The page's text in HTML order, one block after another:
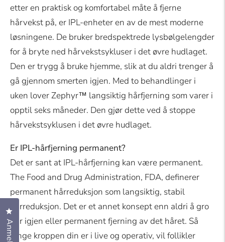
etter en praktisk og komfortabel måte å fjerne
hårvekst på, er IPL-enheter en av de mest moderne
løsningene. De bruker bredspektrede lysbølgelengder
for å bryte ned hårvekstsykluser i det øvre hudlaget.
Den er trygg å bruke hjemme, slik at du aldri trenger å
gå gjennom smerten igjen. Med to behandlinger i
uken lover Zephyr™ langsiktig hårfjerning som varer i
opptil seks måneder. Den gjør dette ved å stoppe
hårvekstsyklusen i det øvre hudlaget.
Er IPL-hårfjerning permanent?
Det er sant at IPL-hårfjerning kan være permanent.
The Food and Drug Administration, FDA, definerer
permanent hårreduksjon som langsiktig, stabil
hårreduksjon. Det er et annet konsept enn aldri å gro
hår igjen eller permanent fjerning av det håret. Så
lenge kroppen din er i live og operativ, vil follikler
Klikk for å åpne anmeldelsesvinduet